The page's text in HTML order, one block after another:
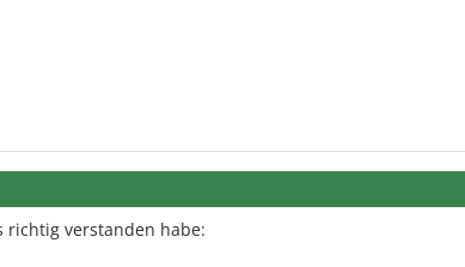
richtig verstanden habe: